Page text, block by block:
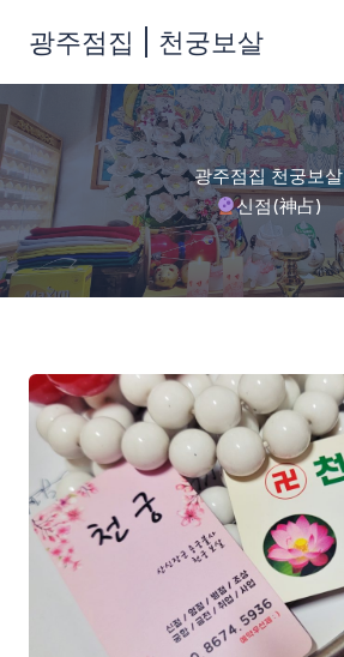
로
건
너
뛰
기
광주점집 | 천궁보살
광주점집 천궁보살
신점(神占)